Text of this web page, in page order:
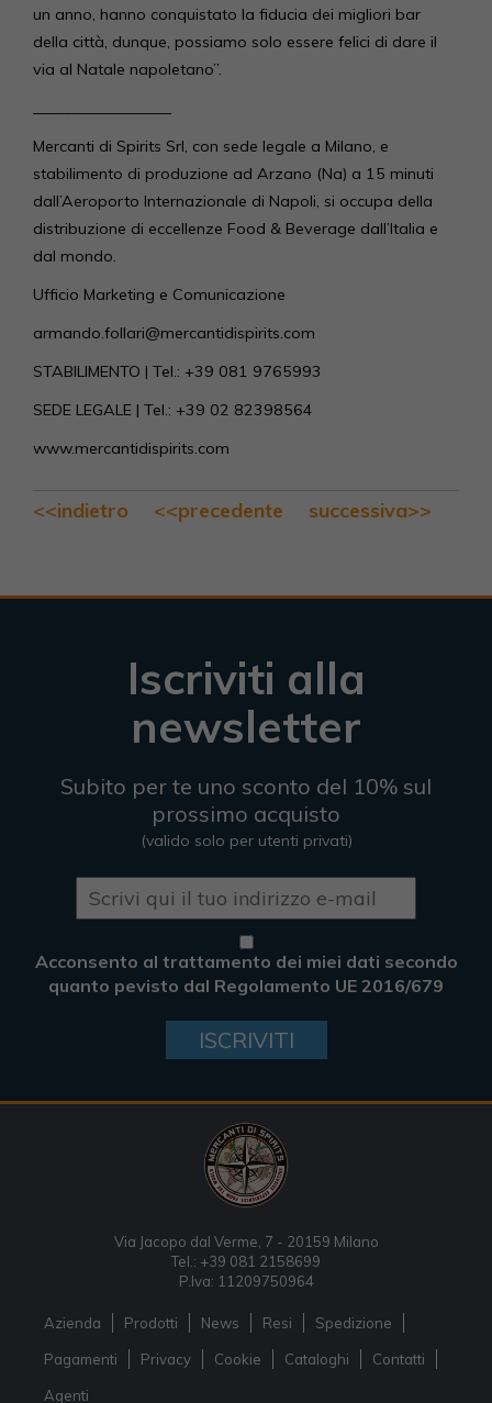
un anno, hanno conquistato la fiducia dei migliori bar
della città, dunque, possiamo solo essere felici di dare il
via al Natale napoletano”.
Mercanti di Spirits Srl, con sede legale a Milano, e
stabilimento di produzione ad Arzano (Na) a 15 minuti
dall’Aeroporto Internazionale di Napoli, si occupa della
distribuzione di eccellenze Food & Beverage dall’Italia e
dal mondo.
Ufficio Marketing e Comunicazione
armando.follari@mercantidispirits.com
STABILIMENTO | Tel.: +39 081 9765993
SEDE LEGALE | Tel.: +39 02 82398564
www.mercantidispirits.com
<<indietro <<precedente successiva>>
Iscriviti alla
newsletter
Subito per te uno sconto del 10% sul
prossimo acquisto
(valido solo per utenti privati)
Acconsento al trattamento dei miei dati secondo
quanto pevisto dal Regolamento UE 2016/679
ISCRIVITI
Via Jacopo dal Verme, 7 - 20159 Milano
Tel.: +39 081 2158699
P.Iva: 11209750964
Azienda Prodotti News Resi Spedizione
Pagamenti Privacy Cookie Cataloghi Contatti
Agenti